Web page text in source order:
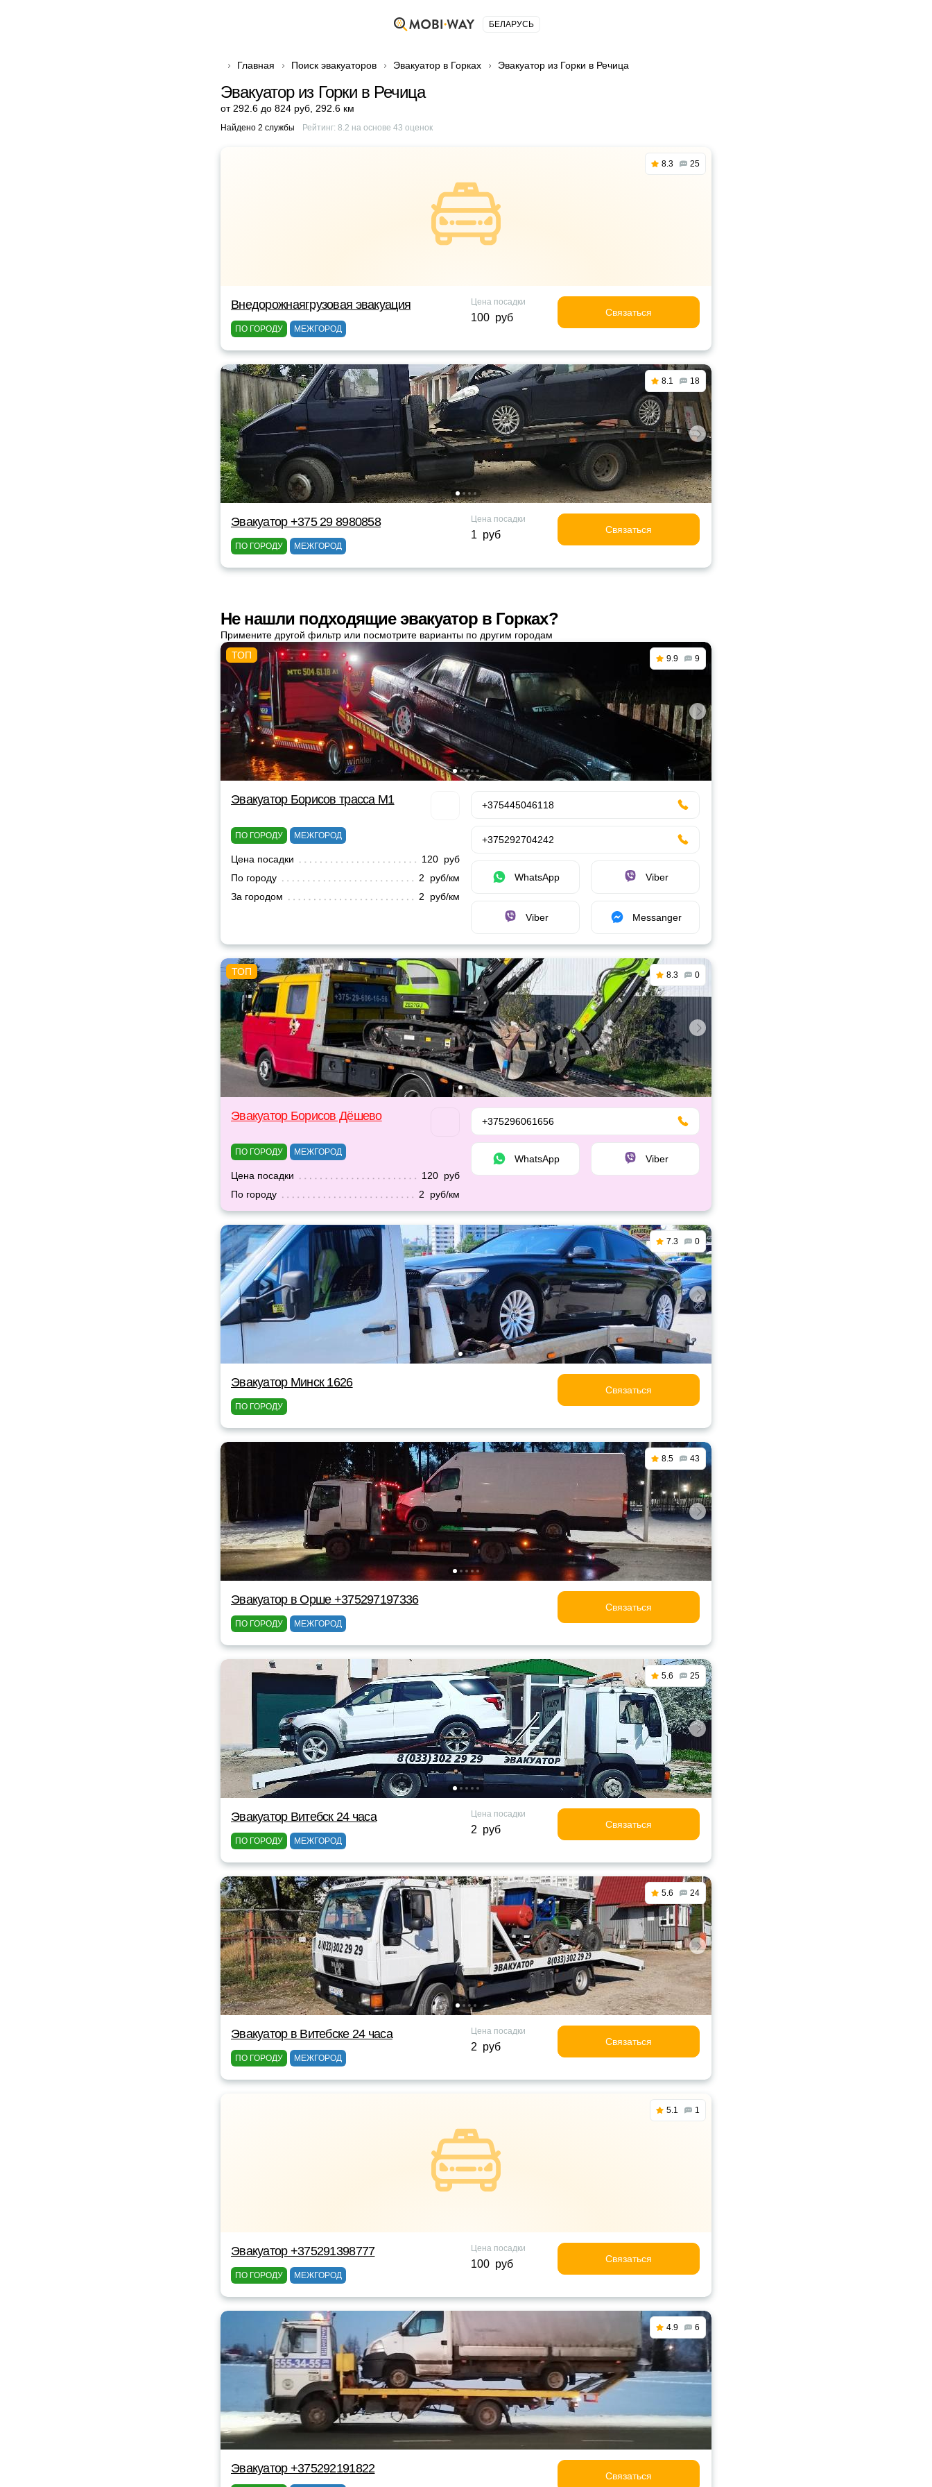
БЕЛАРУСЬ
Главная Поиск эвакуаторов Эвакуатор в Горках Эвакуатор из Горки в Речица
Эвакуатор из Горки в Речица
от 292.6 до 824 руб 292.6 км
Найдено 2 службы Рейтинг: 8.2 на основе 43 оценок
8.3 25
Внедорожнаягрузовая эвакуация
ПО ГОРОДУ МЕЖГОРОД
Цена посадки
100 руб Связаться
8.1 18
Эвакуатор +375 29 8980858
ПО ГОРОДУ МЕЖГОРОД
Цена посадки
1 руб Связаться
Не нашли подходящие эвакуатор в Горках?
Примените другой фильтр или посмотрите варианты по другим городам
9.9 9
Эвакуатор Борисов трасса М1
ПО ГОРОДУ МЕЖГОРОД
Цена посадки
120 руб
По городу
2 руб/км
За городом
2 руб/км
+375445046118
+375292704242
WhatsApp Viber
Viber Messanger
8.3 0
Эвакуатор Борисов Дёшево
ПО ГОРОДУ МЕЖГОРОД
Цена посадки
120 руб
По городу
2 руб/км
+375296061656
WhatsApp Viber
7.3 0
Эвакуатор Минск 1626
ПО ГОРОДУ
Связаться
8.5 43
Эвакуатор в Орше +375297197336
ПО ГОРОДУ МЕЖГОРОД
Связаться
5.6 25
Эвакуатор Витебск 24 часа
ПО ГОРОДУ МЕЖГОРОД
Цена посадки
2 руб Связаться
5.6 24
Эвакуатор в Витебске 24 часа
ПО ГОРОДУ МЕЖГОРОД
Цена посадки
2 руб Связаться
5.1 1
Эвакуатор +375291398777
ПО ГОРОДУ МЕЖГОРОД
Цена посадки
100 руб Связаться
4.9 6
Эвакуатор +375292191822
Связаться